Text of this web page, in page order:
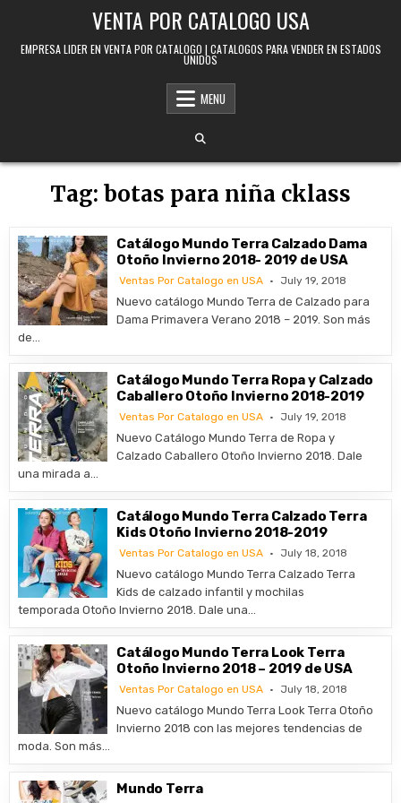
VENTA POR CATALOGO USA
EMPRESA LIDER EN VENTA POR CATALOGO | CATALOGOS PARA VENDER EN ESTADOS
UNIDOS
MENU
Tag: botas para niña cklass
Catálogo Mundo Terra Calzado Dama
Otoño Invierno 2018- 2019 de USA
Ventas Por Catalogo en USA July 19, 2018
Nuevo catálogo Mundo Terra de Calzado para
Dama Primavera Verano 2018 – 2019. Son más
de…
Catálogo Mundo Terra Ropa y Calzado
Caballero Otoño Invierno 2018-2019
Ventas Por Catalogo en USA July 19, 2018
Nuevo Catálogo Mundo Terra de Ropa y
Calzado Caballero Otoño Invierno 2018. Dale
una mirada a…
Catálogo Mundo Terra Calzado Terra
Kids Otoño Invierno 2018-2019
Ventas Por Catalogo en USA July 18, 2018
Nuevo catálogo Mundo Terra Calzado Terra
Kids de calzado infantil y mochilas
temporada Otoño Invierno 2018. Dale una…
Catálogo Mundo Terra Look Terra
Otoño Invierno 2018 – 2019 de USA
Ventas Por Catalogo en USA July 18, 2018
Nuevo catálogo Mundo Terra Look Terra Otoño
Invierno 2018 con las mejores tendencias de
moda. Son más…
Mundo Terra